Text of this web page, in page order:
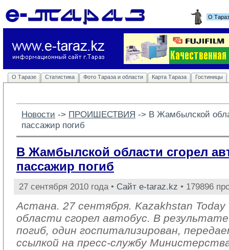
О
О Таразе Статистика Фото Тараза и области Карта Тараза Гостиницы
Новости -> ПРОИШЕСТВИЯ -> В Жамбылской
пассажир погиб
В Жамбылской области сгорел
пассажир погиб
27 сентября 2010 года • Сайт e-taraz.kz • 179896
Астана. 27 сентября. Kazakhstan
области сгорел автобус. В
погиб, один госпитализирован,
ссылкой на пресс-службу